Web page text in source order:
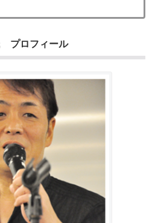
プロフィール